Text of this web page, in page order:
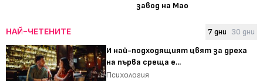
завод на Мао
НАЙ-ЧЕТЕНИТЕ 7 дни 30 дни
И най-подходящият цвят за дреха
на първа среща е...
Психология